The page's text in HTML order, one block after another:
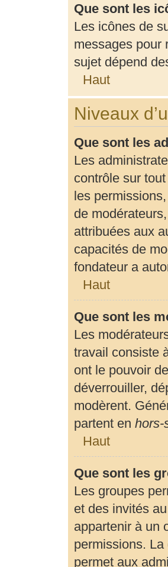
Que sont les
Les icônes de
messages pour
sujet dépend
Haut
Niveaux
Que sont les
Les
contrôle sur
les
de
attribuées aux
capacités de
fondateur a
Haut
Que sont les
Les
travail consiste
ont le pouvoir
déverrouiller,
modèrent.
partent en hors-
Haut
Que sont les
Les groupes
et des invités
appartenir à un
permissions. La
permet aux